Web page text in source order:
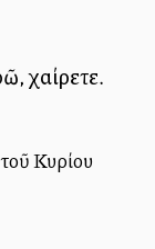
χαίρετε.
Κυρίου